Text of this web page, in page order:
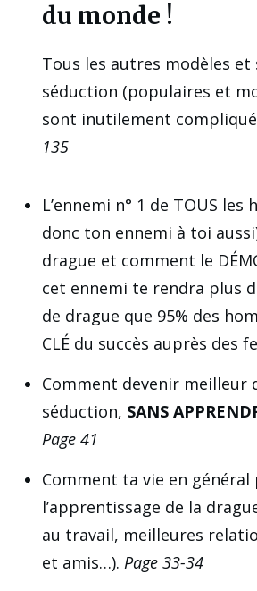
du monde !
Tous les autres modèles et
séduction (populaires et
sont inutilement
135
L’ennemi n° 1 de TOUS les
donc ton ennemi à toi
drague et comment le
cet ennemi te rendra plus
de drague que 95% des
CLÉ du succès auprès des
Comment devenir meilleur
séduction, SANS
Page 41
Comment ta vie en
l’apprentissage de la
au travail, meilleures
et amis…). Page 33-34